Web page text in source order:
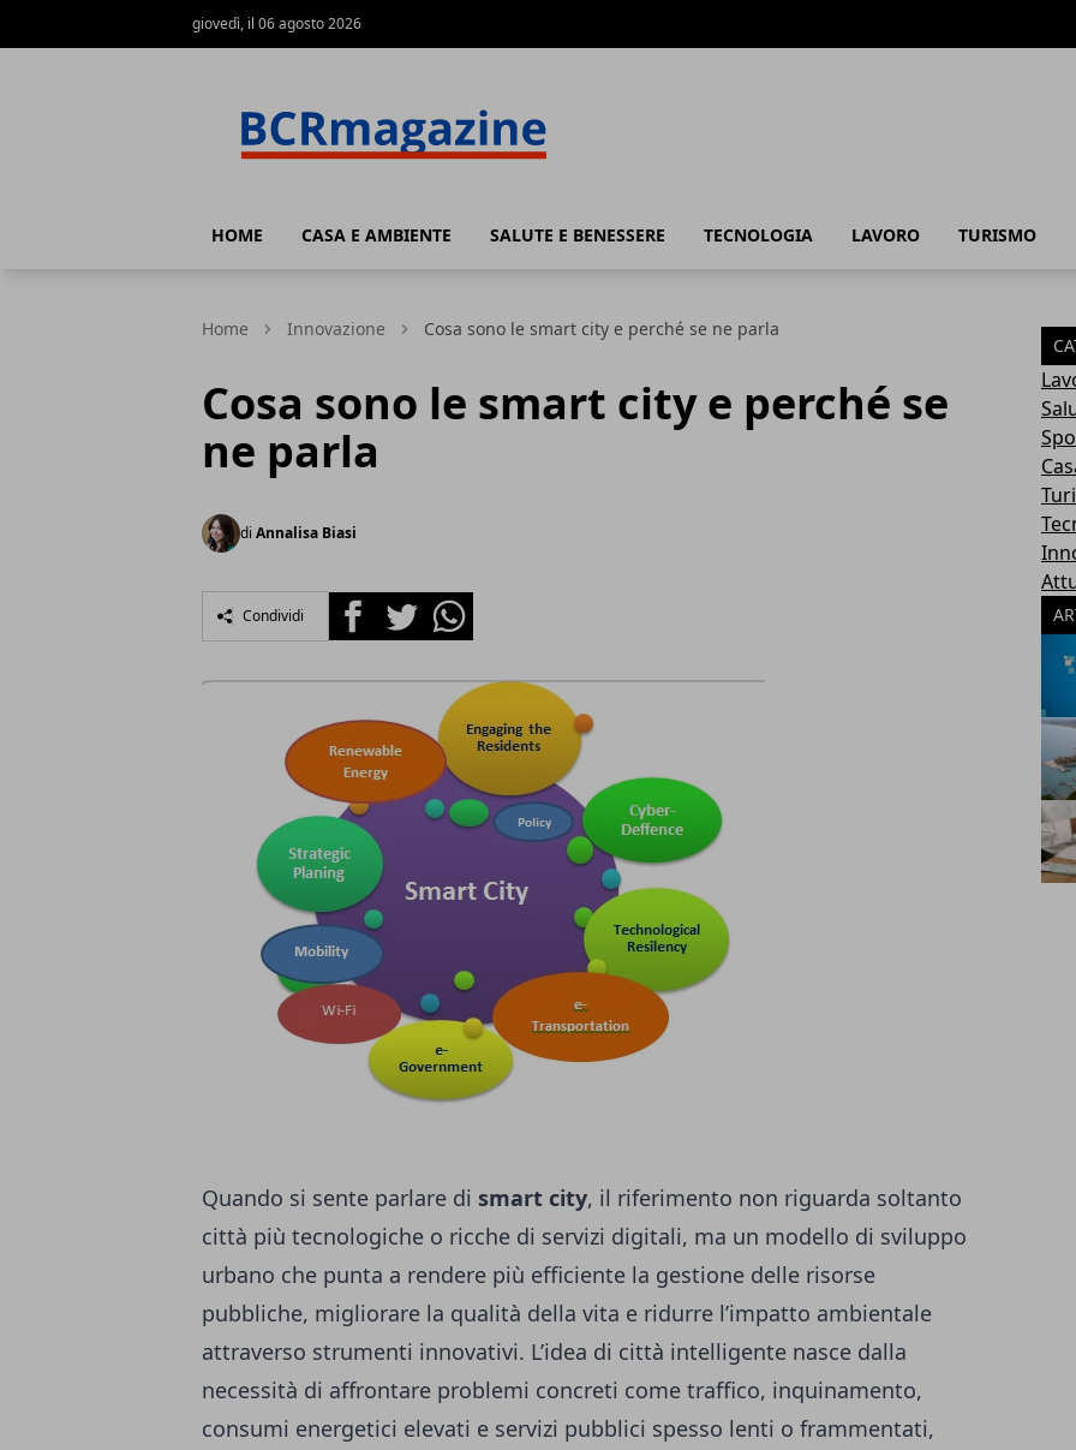
giovedì, il 06 agosto 2026
HOME CASA E AMBIENTE SALUTE E BENESSERE TECNOLOGIA LAVORO TURISMO
Home Innovazione Cosa sono le smart city e perché se ne parla
Cosa sono le smart city e perché se
ne parla
di Annalisa Biasi
Condividi FacebookTwitterWhatsapp
Quando si sente parlare di smart city, il riferimento non riguarda soltanto
città più tecnologiche o ricche di servizi digitali, ma un modello di sviluppo
urbano che punta a rendere più efficiente la gestione delle risorse
pubbliche, migliorare la qualità della vita e ridurre l’impatto ambientale
attraverso strumenti innovativi. L’idea di città intelligente nasce dalla
necessità di affrontare problemi concreti come traffico, inquinamento,
consumi energetici elevati e servizi pubblici spesso lenti o frammentati,